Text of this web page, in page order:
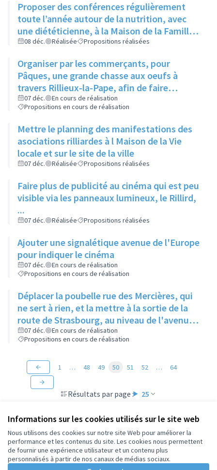
Informations sur les cookies utilisés sur le site web
Nous utilisons des cookies sur notre site Web pour améliorer la
performance et les contenus du site. Les cookies nous permettent
de fournir une expérience utilisateur et un contenu plus
personnalisés à partir de nos canaux de médias sociaux.
Proposer des conférences régulièrement
toute l’année autour de la nutrition, avec
une diététicienne, à la Maison de la Famille
et de la Parentalité
08 déc. Réalisée Propositions réalisées
Organiser par les commerçants, pour
Pâques, une grande chasse aux oeufs à
travers Rillieux-la-Pape, afin de faire
connaître différents endroits aux habitants
07 déc.
En cours de réalisation
Propositions en cours de réalisation
Mettre le planning des manifestations des
asociations rilliardes à l Maison de la Vie
locale et sur le site de la ville
07 déc. Réalisée Propositions réalisées
Faire plus de publicité au cinéma qui est peu
visible via les panneaux lumineux, le Rillird,
...
07 déc. Réalisée Propositions réalisées
Ajouter une signalétique avenue de l'Europe
pour indiquer le cinéma
07 déc.
En cours de réalisation
Propositions en cours de réalisation
Déplacer la poubelle rue des Mercières, qui
ne sert à rien, et la mettre à la sortie de la
route de Strasbourg, au niveau de l'avenue
Jean Moulin, en face de l'immeuble en
construction
07 déc.
En cours de réalisation
Propositions en cours de réalisation
Résultats par page : 25
1 … 48 49 50 51 52 … 64
Conditions d'utilisation
Paramètres des cookies